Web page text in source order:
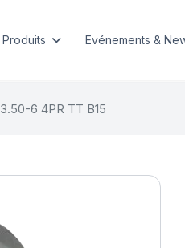
Produits Evénements &
3.50-6 4PR TT B15